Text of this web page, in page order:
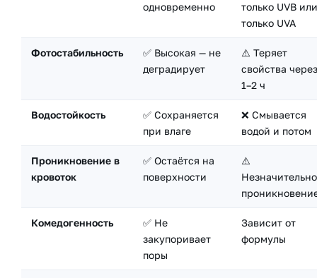
одновременно
только UVB или
только UVA
Фотостабильность
✅ Высокая — не
деградирует
⚠️ Теряет
свойства через
1–2 ч
Водостойкость
✅ Сохраняется
при влаге
❌ Смывается
водой и потом
Проникновение в
кровоток
✅ Остаётся на
поверхности
⚠️
Комедогенность
✅ Не
закупоривает
поры
Зависит от
формулы